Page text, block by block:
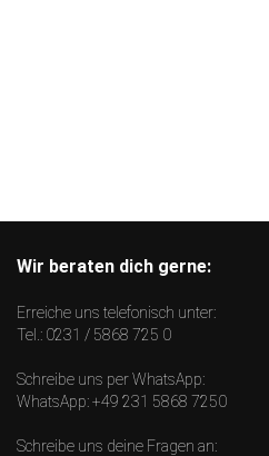
Wir beraten dich gerne:
Erreiche uns telefonisch unter:
Tel.: 0231 / 5868 725 0
Schreibe uns per WhatsApp:
WhatsApp:+49 231 5868 7250
Schreibe uns deine Fragen an: